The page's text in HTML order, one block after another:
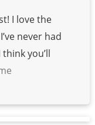
I love the
never had
you’ll